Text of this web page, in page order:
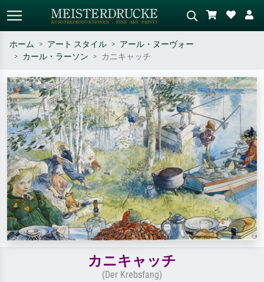
作家名・作品名・スタイルで検索
– 例：モネ、星月夜、印象派、北
斎の波、ヌード。
シーンを説明してください – 例：
緑の草原、赤の多い抽象画、暗い
油絵、木のそばの立ち姿のヌー
ド。
ホーム アート スタイル
アール・ヌーヴォー
カール・ラーソン
カニキャッチ
カニキャッチ
(Der Krebsfang)